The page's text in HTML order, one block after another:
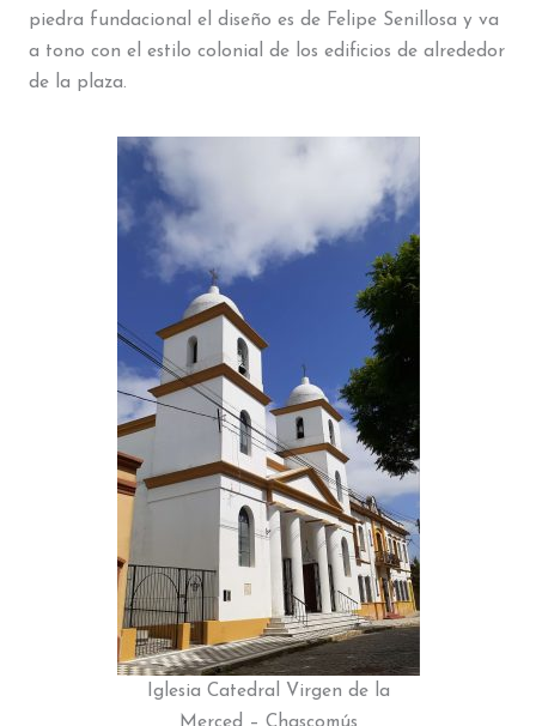
piedra fundacional el diseño es de Felipe Senillosa y va
a tono con el estilo colonial de los edificios de alrededor
de la plaza.
Iglesia Catedral Virgen de la
Merced – Chascomús